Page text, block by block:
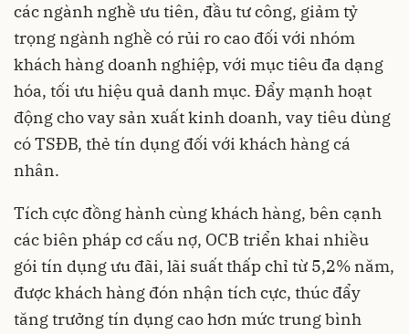
các ngành nghề ưu tiên, đầu tư công, giảm tỷ
trọng ngành nghề có rủi ro cao đối với nhóm
khách hàng doanh nghiệp, với mục tiêu đa dạng
hóa, tối ưu hiệu quả danh mục. Đẩy mạnh hoạt
động cho vay sản xuất kinh doanh, vay tiêu dùng
có TSĐB, thẻ tín dụng đối với khách hàng cá
nhân.
Tích cực đồng hành cùng khách hàng, bên cạnh
các biên pháp cơ cấu nợ, OCB triển khai nhiều
gói tín dụng ưu đãi, lãi suất thấp chỉ từ 5,2% năm,
được khách hàng đón nhận tích cực, thúc đẩy
tăng trưởng tín dụng cao hơn mức trung bình